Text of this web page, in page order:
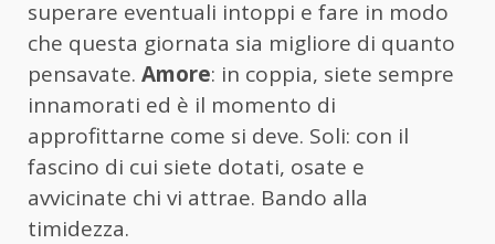
superare eventuali intoppi e fare in modo
che questa giornata sia migliore di quanto
pensavate. Amore: in coppia, siete sempre
innamorati ed è il momento di
approfittarne come si deve. Soli: con il
fascino di cui siete dotati, osate e
avvicinate chi vi attrae. Bando alla
timidezza.